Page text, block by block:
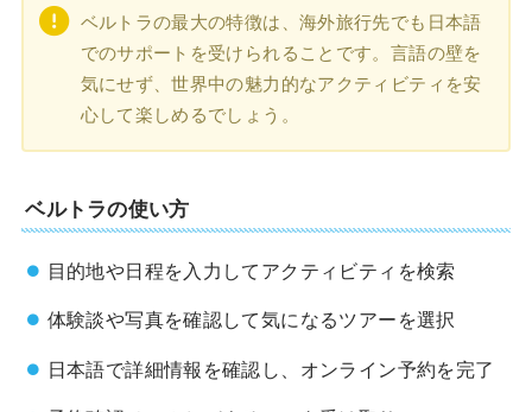
ベルトラの最大の特徴は、海外旅行先でも日本語
でのサポートを受けられることです。言語の壁を
気にせず、世界中の魅力的なアクティビティを安
心して楽しめるでしょう。
ベルトラの使い方
目的地や日程を入力してアクティビティを検索
体験談や写真を確認して気になるツアーを選択
日本語で詳細情報を確認し、オンライン予約を完了